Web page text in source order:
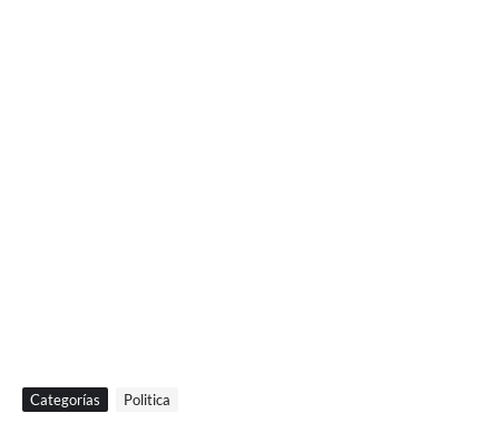
Categorías Politica